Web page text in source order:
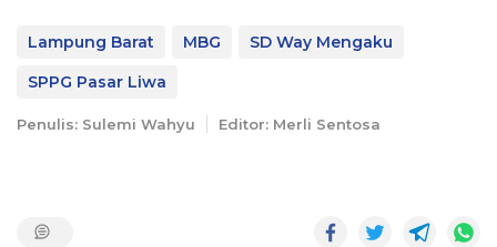
Lampung Barat MBG
SD Way Mengaku
SPPG Pasar Liwa
Penulis: Sulemi Wahyu Editor: Merli Sentosa